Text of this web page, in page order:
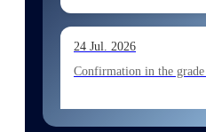
24 Jul. 2026
Confirmation in the